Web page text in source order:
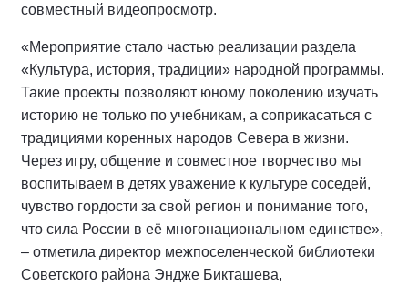
совместный видеопросмотр.
«Мероприятие стало частью реализации раздела
«Культура, история, традиции» народной программы.
Такие проекты позволяют юному поколению изучать
историю не только по учебникам, а соприкасаться с
традициями коренных народов Севера в жизни.
Через игру, общение и совместное творчество мы
воспитываем в детях уважение к культуре соседей,
чувство гордости за свой регион и понимание того,
что сила России в её многонациональном единстве»,
– отметила директор межпоселенческой библиотеки
Советского района Эндже Бикташева,